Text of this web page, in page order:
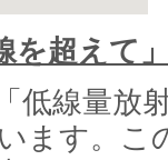
を超えて
低線量放
ます。こ